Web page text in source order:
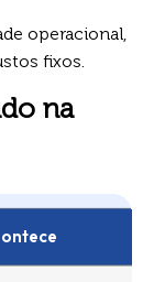
operacional,
fixos.
na